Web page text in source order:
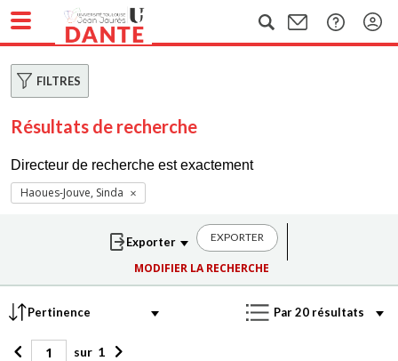
FILTRES
Résultats de recherche
Directeur de recherche est exactement
Haoues-Jouve, Sinda
EXPORTER
MODIFIER LA RECHERCHE
sur 1